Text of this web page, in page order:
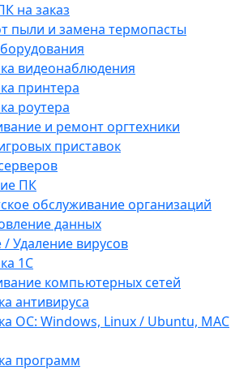
на заказ
пыли и замена термопасты
видеонаблюдения
принтера
роутера
и ремонт оргтехники
приставок
ПК
обслуживание организаций
данных
Удаление вирусов
1С
компьютерных сетей
антивируса
ОС: Windows, Linux / Ubuntu, МАС
программ